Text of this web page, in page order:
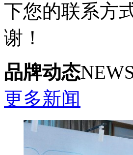
下您的联系方
谢！
品牌动态
更多新闻